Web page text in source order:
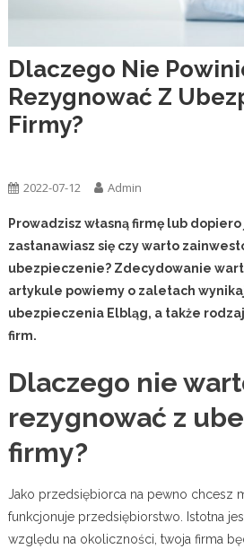
Dlaczego Nie
Rezygnować Z
Firmy?
2022-07-12 Admin
Prowadzisz własną firmę lub dopiero
zastanawiasz się czy warto
ubezpieczenie? Zdecydowanie
artykule powiemy o zaletach
ubezpieczenia Elbląg, a także
firm.
Dlaczego nie
rezygnować z
firmy?
Jako przedsiębiorca na pewno chcesz
funkcjonuje przedsiębiorstwo. Istotna
względu na okoliczności, twoja firma